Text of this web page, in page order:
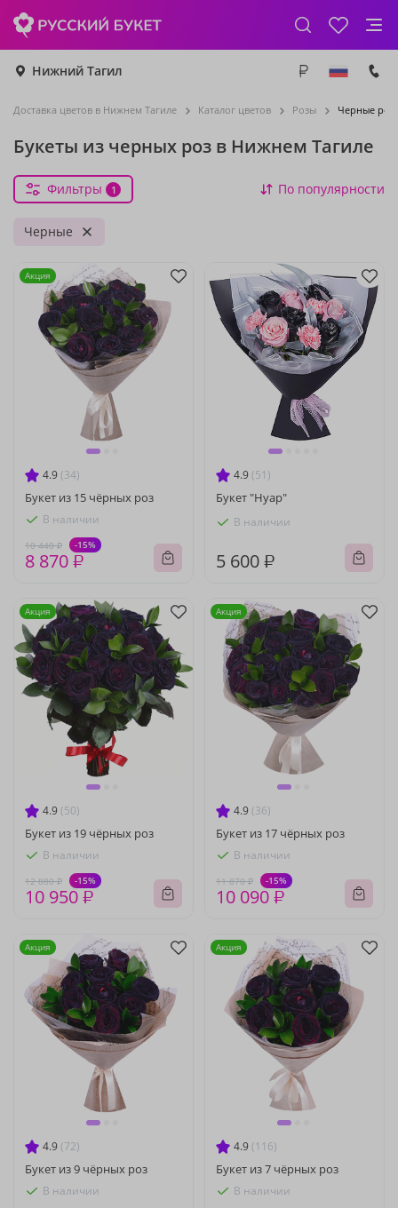
Нижний Тагил
Доставка цветов в Нижнем Тагиле Каталог цветов Розы Черные
Букеты из черных роз в Нижнем Тагиле
Фильтры 1 По популярности
Черные
4.9 (34)
Букет из 15 чёрных роз
В наличии
10 440 ₽ -15%
8 870 ₽
Акция
4.9 (51)
Букет "Нуар"
В наличии
5 600 ₽
4.9 (50)
Букет из 19 чёрных роз
В наличии
12 880 ₽ -15%
10 950 ₽
Акция
4.9 (36)
Букет из 17 чёрных роз
В наличии
11 870 ₽ -15%
10 090 ₽
Акция
4.9 (72)
Букет из 9 чёрных роз
В наличии
Акция
4.9 (116)
Букет из 7 чёрных роз
В наличии
Акция